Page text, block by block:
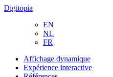
Digitopia
EN
NL
FR
Affichage dynamique
Expérience interactive